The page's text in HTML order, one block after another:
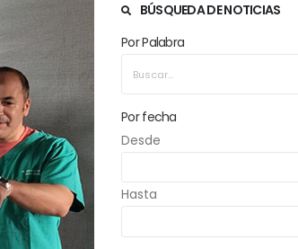
BÚSQUEDA DE NOTICIAS
Por Palabra
Por fecha
Desde
Hasta